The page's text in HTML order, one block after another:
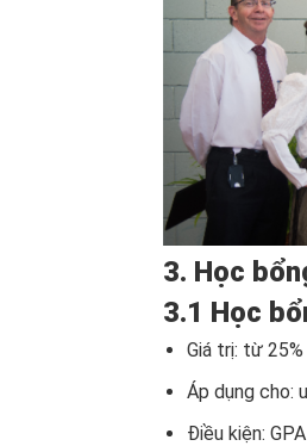
3. Học
3.1 Học
Giá trị: từ
Áp dụng cho:
Điều kiện: